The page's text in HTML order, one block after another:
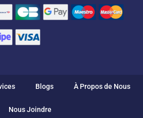
Blogs À Propos de Nous
Nous Joindre